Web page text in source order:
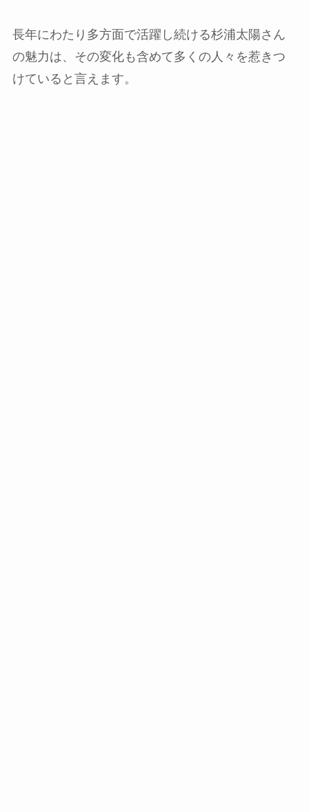
長年にわたり多方面で活躍し続ける杉浦太陽さん
の魅力は、その変化も含めて多くの人々を惹きつ
けていると言えます。